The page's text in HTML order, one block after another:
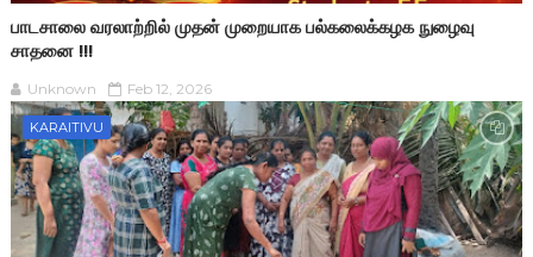
பாடசாலை வரலாற்றில் முதன் முறையாக பல்கலைக்கழக நுழைவு
சாதனை !!!
Unknown Feb 12, 2026
KARAITIVU